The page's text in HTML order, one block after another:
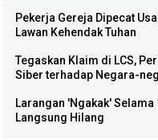
Pekerja Gereja Dipecat
Lawan Kehendak Tuhan
Tegaskan Klaim di LCS,
Siber terhadap Negara-
Larangan 'Ngakak'
Langsung Hilang